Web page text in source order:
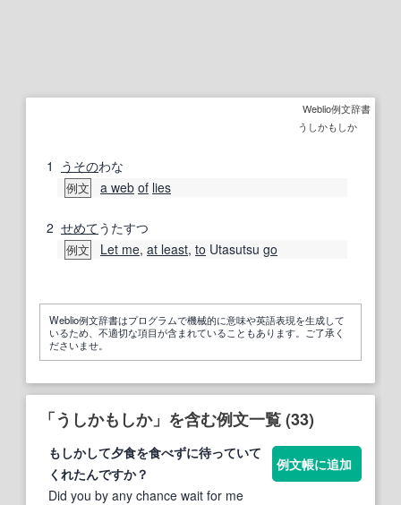
Weblio例文辞書
うしかもしか
1 うそのわな
例文 a web of lies
2 せめてうたすつ
例文 Let me, at least, to Utasutsu go
Weblio例文辞書はプログラムで機械的に意味や英語表現を生成して
いるため、不適切な項目が含まれていることもあります。ご了承く
ださいませ。
「うしかもしか」を含む例文一覧 (33)
もしかして夕食を食べずに待っていて
くれたんですか？
Did you by any chance wait for me
例文帳に追加